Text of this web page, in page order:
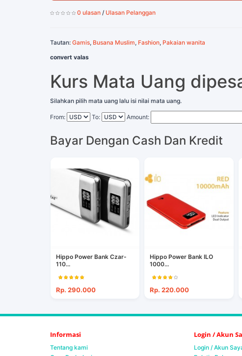
0 ulasan / Ulasan Pelanggan
Tautan: Gamis, Busana Muslim, Fashion, Pakaian wanita
convert valas
Kurs Mata Uang
Silahkan pilih mata uang lalu isi nilai mata uang.
From: To: Amount:
Bayar Dengan Cash Dan Kredit
Hippo Power Bank Czar-
110...
Rp. 290.000
Hippo Power Bank ILO
1000...
Rp. 220.000
Informasi
Tentang kami
Login / Akun
Login / Akun